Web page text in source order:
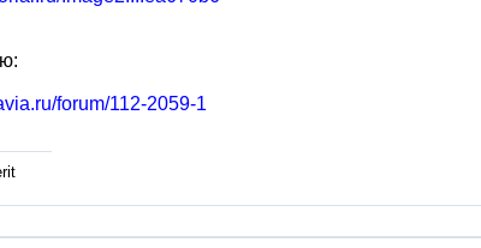
forum/112-2059-1